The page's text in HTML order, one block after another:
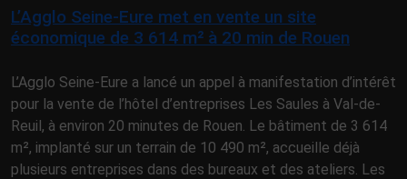
L’Agglo Seine-Eure met en vente un site
économique de 3 614 m² à 20 min de Rouen
L’Agglo Seine-Eure a lancé un appel à manifestation d’intérêt
pour la vente de l’hôtel d’entreprises Les Saules à Val-de-
Reuil, à environ 20 minutes de Rouen. Le bâtiment de 3 614
m², implanté sur un terrain de 10 490 m², accueille déjà
plusieurs entreprises dans des bureaux et des ateliers. Les